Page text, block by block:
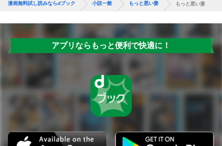
漫画無料試し読みならdブック 小説一般 もっと悪い妻 もっと悪い妻
アプリならもっと便利で快適に！